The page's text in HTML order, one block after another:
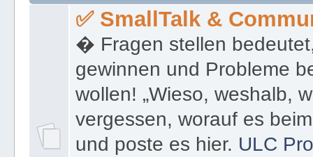
✅ SmallTalk &
� Fragen stellen
gewinnen und Probleme
wollen! „Wieso, weshalb,
vergessen, worauf es
und poste es hier. ULC